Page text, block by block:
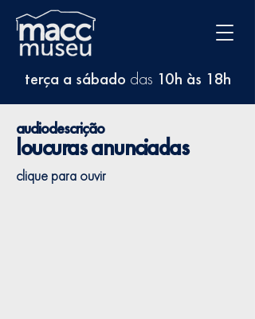
terça a sábado das 10h às 18h
audiodescrição
loucuras anunciadas
clique para ouvir